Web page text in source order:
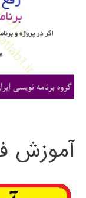
ی
آموزش